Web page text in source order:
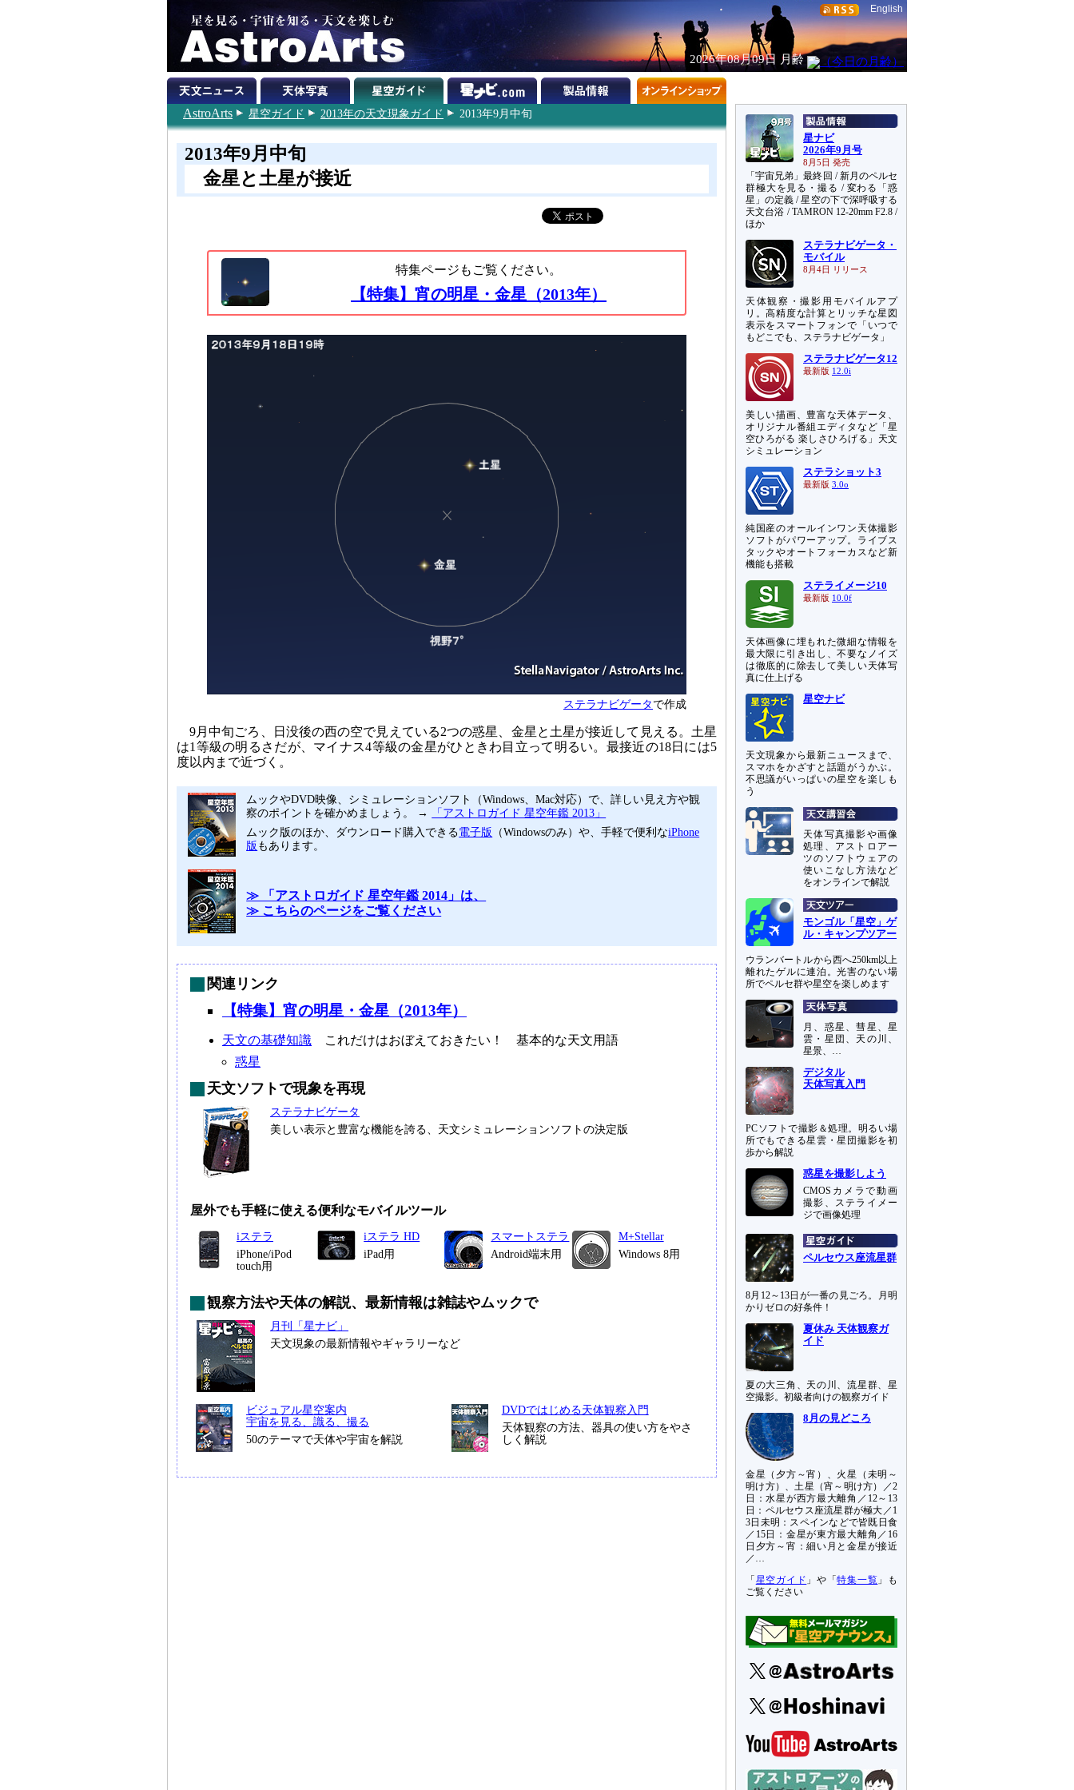
English
2026年08月09日 月齢
AstroArts 星空ガイド 2013年の天文現象ガイド 2013年9月中旬
2013年9月中旬
金星と土星が接近
特集ページもご覧ください。
【特集】宵の明星・金星（2013年）
ステラナビゲータで作成
9月中旬ごろ、日没後の西の空で見えている2つの惑星、金星と土星が接近して見える。土星
は1等級の明るさだが、マイナス4等級の金星がひときわ目立って明るい。最接近の18日には5
度以内まで近づく。
ムックやDVD映像、シミュレーションソフト（Windows、Mac対応）で、詳しい見え方や観
察のポイントを確かめましょう。 →
「アストロガイド 星空年鑑 2013」
ムック版のほか、ダウンロード購入できる電子版 （Windowsのみ）や、手軽で便利なiPhone
版もあります。
≫ 「アストロガイド 星空年鑑 2014」は、
≫ こちらのページをご覧ください
関連リンク
【特集】宵の明星・金星（2013年）
天文の基礎知識 これだけはおぼえておきたい！ 基本的な天文用語
惑星
天文ソフトで現象を再現
ステラナビゲータ
美しい表示と豊富な機能を誇る、天文シミュレーションソフトの決定版
屋外でも手軽に使える便利なモバイルツール
iステラ
iPhone/iPod
touch用
iステラ HD
iPad用
スマートステラ
Android端末用
M+Stellar
Windows 8用
観察方法や天体の解説、最新情報は雑誌やムックで
月刊「星ナビ」
天文現象の最新情報やギャラリーなど
ビジュアル星空案内
宇宙を見る、識る、撮る
50のテーマで天体や宇宙を解説
DVDではじめる天体観察入門
天体観察の方法、器具の使い方をやさ
しく解説
星ナビ
2026年9月号
8月5日 発売
「宇宙兄弟」最終回 / 新月のペルセ
群極大を見る・撮る / 変わる「惑
星」の定義 / 星空の下で深呼吸する
天文台浴 / TAMRON 12-20mm F2.8 /
ほか
ステラナビゲータ・
モバイル
8月4日 リリース
天体観察・撮影用モバイルアプ
リ。高精度な計算とリッチな星図
表示をスマートフォンで「いつで
もどこでも、ステラナビゲータ」
ステラナビゲータ12
最新版 12.0i
美しい描画、豊富な天体データ、
オリジナル番組エディタなど「星
空ひろがる 楽しさひろげる」天文
シミュレーション
ステラショット3
最新版 3.0o
純国産のオールインワン天体撮影
ソフトがパワーアップ。ライブス
タックやオートフォーカスなど新
機能も搭載
ステライメージ10
最新版 10.0f
天体画像に埋もれた微細な情報を
最大限に引き出し、不要なノイズ
は徹底的に除去して美しい天体写
真に仕上げる
星空ナビ
天文現象から最新ニュースまで、
スマホをかざすと話題がうかぶ。
不思議がいっぱいの星空を楽しも
う
天体写真撮影や画像
処理、アストロアー
ツのソフトウェアの
使いこなし方法など
をオンラインで解説
モンゴル「星空」ゲ
ル・キャンプツアー
ウランバートルから西へ250km以上
離れたゲルに連泊。光害のない場
所でペルセ群や星空を楽しめます
月、惑星、彗星、星
雲・星団、天の川、
星景、…
デジタル
天体写真入門
PCソフトで撮影＆処理。明るい場
所でもできる星雲・星団撮影を初
歩から解説
惑星を撮影しよう
CMOSカメラで動画
撮影、ステライメー
ジで画像処理
ペルセウス座流星群
8月12～13日が一番の見ごろ。月明
かりゼロの好条件！
夏休み 天体観察ガ
イド
夏の大三角、天の川、流星群、星
空撮影。初級者向けの観察ガイド
8月の見どころ
金星（夕方～宵）、火星（未明～
明け方）、土星（宵～明け方）／2
日：水星が西方最大離角／12～13
日：ペルセウス座流星群が極大／1
3日未明：スペインなどで皆既日食
／15日：金星が東方最大離角／16
日夕方～宵：細い月と金星が接近
／…
「 星空ガイド 」や「特集一覧 」も
ご覧ください